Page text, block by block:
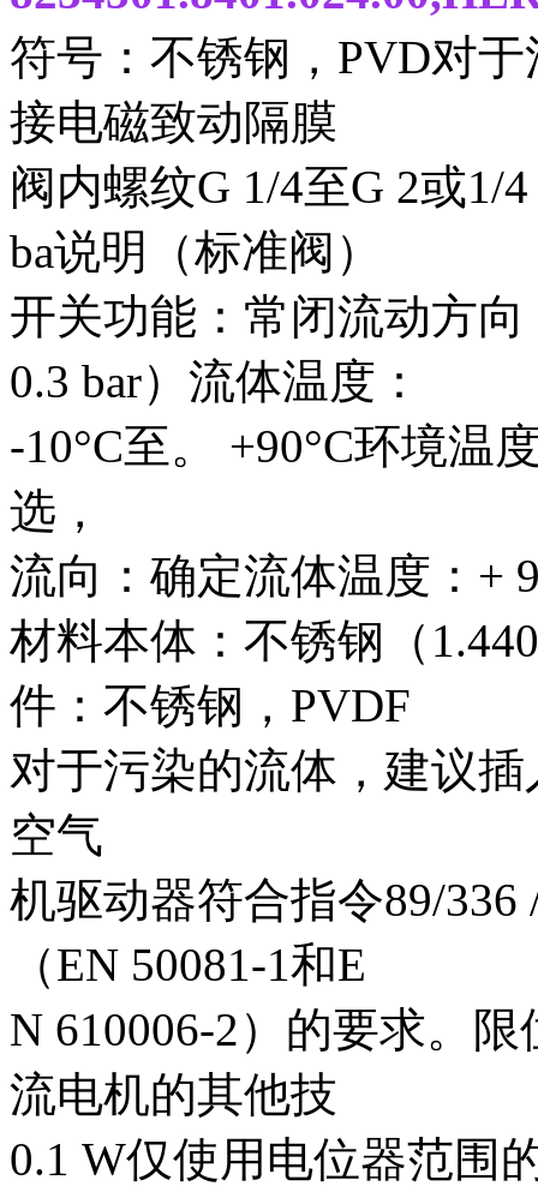
符号：不锈钢，PVD对
接电磁致动隔膜
阀内螺纹G 1/4至G 2或1/
ba说明（标准阀）
开关功能：常闭流动方
0.3 bar）流体温度：
-10°C至。 +90°C环境温
选，
流向：确定流体温度：+
材料本体：不锈钢（
件：不锈钢，PVDF
对于污染的流体，建议
空气
机驱动器符合指令89/
（EN 50081-1和E
N 610006-2）的要求。
流电机的其他技
0.1 W仅使用电位器范围